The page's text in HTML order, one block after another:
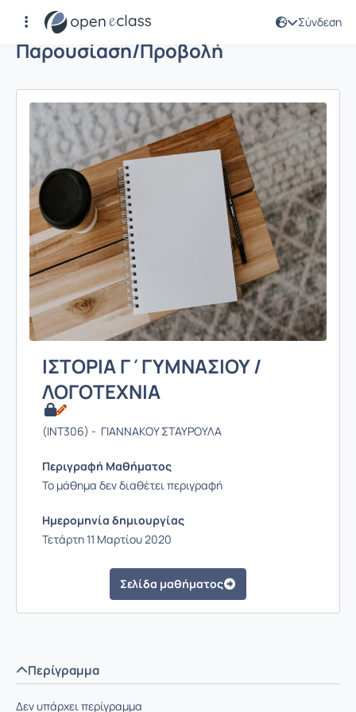
Σύνδεση
Παρουσίαση/Προβολή
ΙΣΤΟΡΙΑ Γ΄ΓΥΜΝΑΣΙΟΥ /
ΛΟΓΟΤΕΧΝΙΑ
(INT306) - ΓΙΑΝΝΑΚΟΥ ΣΤΑΥΡΟΥΛΑ
Περιγραφή Μαθήματος
Το μάθημα δεν διαθέτει περιγραφή
Ημερομηνία δημιουργίας
Τετάρτη 11 Μαρτίου 2020
Σελίδα μαθήματος
Περίγραμμα
Δεν υπάρχει περίγραμμα